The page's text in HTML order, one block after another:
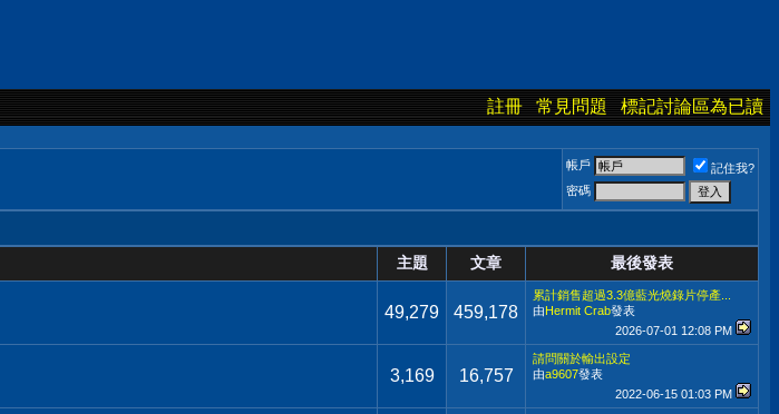
註冊 常見問題 標記討論區為已讀
帳戶
記住我?
密碼
主題 文章 最後發表
49,279 459,178
累計銷售超過3.3億藍光燒錄片停產...
由Hermit Crab發表
2026-07-01 12:08 PM
3,169 16,757
請問關於輸出設定
由a9607發表
2022-06-15 01:03 PM